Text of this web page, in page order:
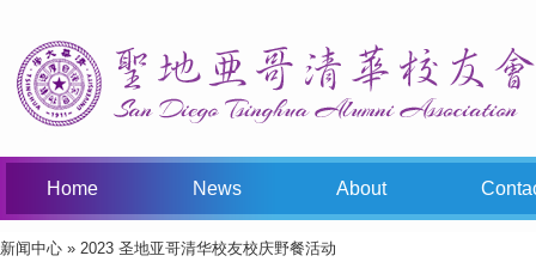
Home News About
You Are Here
新闻中心 » 2023 圣地亚哥清华校友校庆野餐活动